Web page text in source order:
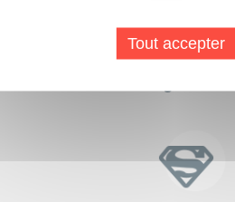
100% des formations
Tout accepter